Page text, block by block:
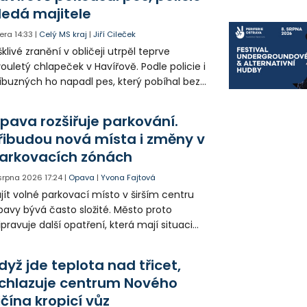
majitele
14:33 | Celý MS kraj |Jiří Cileček
zranění v obličeji utrpěl teprve
chlapeček v Havířově. Podle policie i
ho napadl pes, který pobíhal bez
psa hledá.
rozšiřuje parkování.
nová místa i změny v
zónách
2026 17:24 | Opava |Yvona Fajtová
volné parkovací místo v širším centru
bývá často složité. Město proto
další opatření, která mají situaci
řidiče v parkovacích zónách.
jde teplota nad třicet,
centrum Nového
kropicí vůz